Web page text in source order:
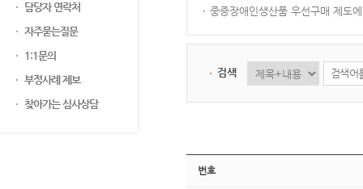
담당자 연락처
자주묻는질문
1:1문의
부정사례 제보
찾아가는 심사상담
중증장애인생산품 우선구매 제도
검색
번호